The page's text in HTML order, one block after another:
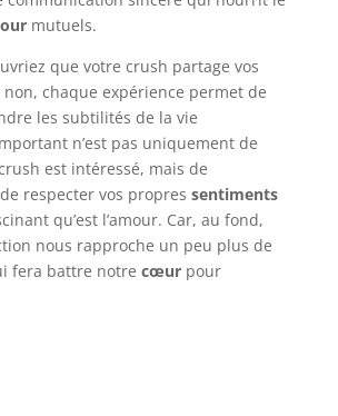
mutuels.
que votre crush partage vos
chaque expérience permet de
les subtilités de la vie
n’est pas uniquement de
est intéressé, mais de
respecter vos propres sentiments
qu’est l’amour. Car, au fond,
nous rapproche un peu plus de
fera battre notre cœurpour